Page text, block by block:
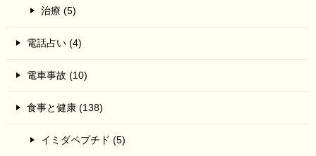
治療 (5)
電話占い (4)
電車事故 (10)
食事と健康 (138)
イミダペプチド (5)